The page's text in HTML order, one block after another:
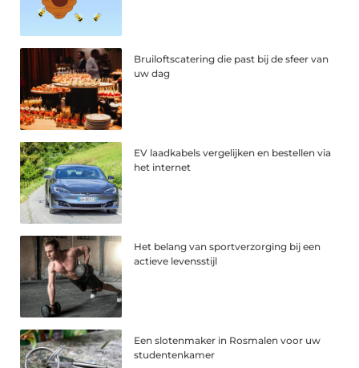
Bruiloftscatering die past bij de sfeer van
uw dag
EV laadkabels vergelijken en bestellen via
het internet
Het belang van sportverzorging bij een
actieve levensstijl
Een slotenmaker in Rosmalen voor uw
studentenkamer